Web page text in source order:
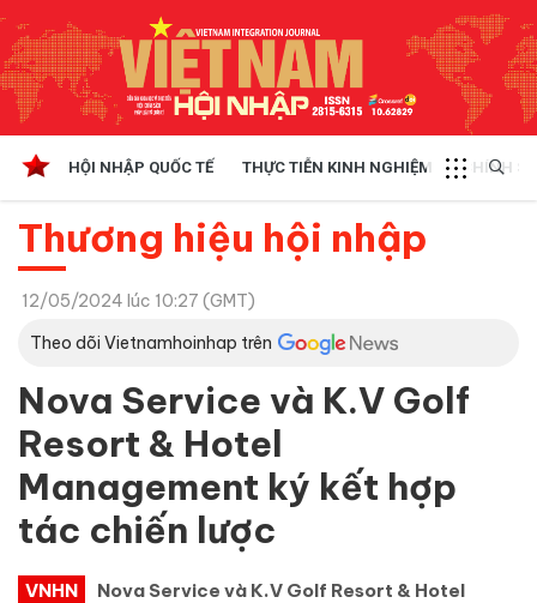
HỘI NHẬP QUỐC TẾ THỰC TIỄN KINH NGHIỆM CHÍNH
Thương hiệu hội nhập
12/05/2024 lúc 10:27 (GMT)
Theo dõi Vietnamhoinhap trên
Nova Service và K.V Golf
Resort & Hotel
Management ký kết hợp
tác chiến lược
VNHN
Nova Service và K.V Golf Resort & Hotel